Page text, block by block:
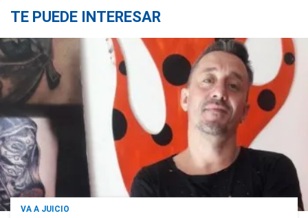
TE PUEDE INTERESAR
VA A JUICIO